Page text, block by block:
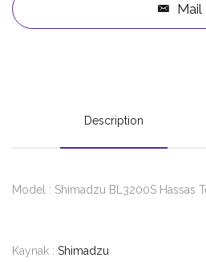
Mail
Description
Model : Shimadzu BL3200S Hassas
Kaynak : Shimadzu